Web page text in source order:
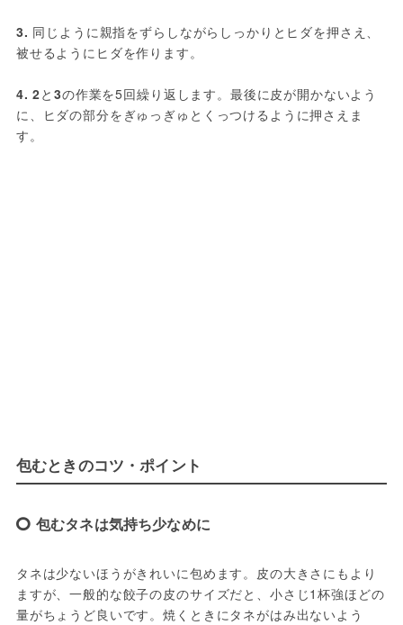
3. 同じように親指をずらしながらしっかりとヒダを押さえ、
被せるようにヒダを作ります。
4. 2と3の作業を5回繰り返します。最後に皮が開かないよう
に、ヒダの部分をぎゅっぎゅとくっつけるように押さえま
す。
包むときのコツ・ポイント
包むタネは気持ち少なめに
タネは少ないほうがきれいに包めます。皮の大きさにもより
ますが、一般的な餃子の皮のサイズだと、小さじ1杯強ほどの
量がちょうど良いです。焼くときにタネがはみ出ないよう